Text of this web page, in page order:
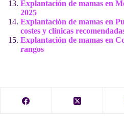
Explantación de mamas en
2025
Explantación de mamas en
costes y clínicas
Explantación de mamas en
rangos